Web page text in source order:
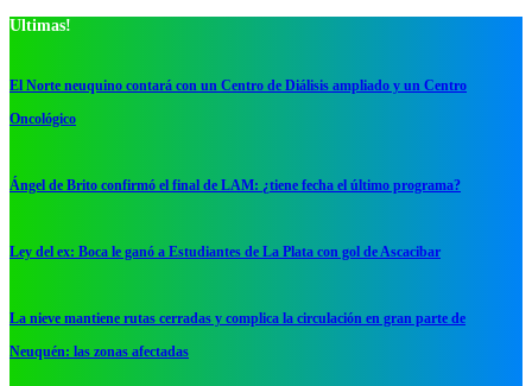
Ultimas!
El Norte neuquino contará con un Centro de Diálisis ampliado y un Centro
Oncológico
Ángel de Brito confirmó el final de LAM: ¿tiene fecha el último programa?
Ley del ex: Boca le ganó a Estudiantes de La Plata con gol de Ascacibar
La nieve mantiene rutas cerradas y complica la circulación en gran parte de
Neuquén: las zonas afectadas